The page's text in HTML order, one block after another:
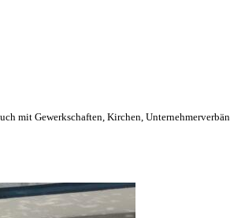
mit Gewerkschaften, Kirchen,